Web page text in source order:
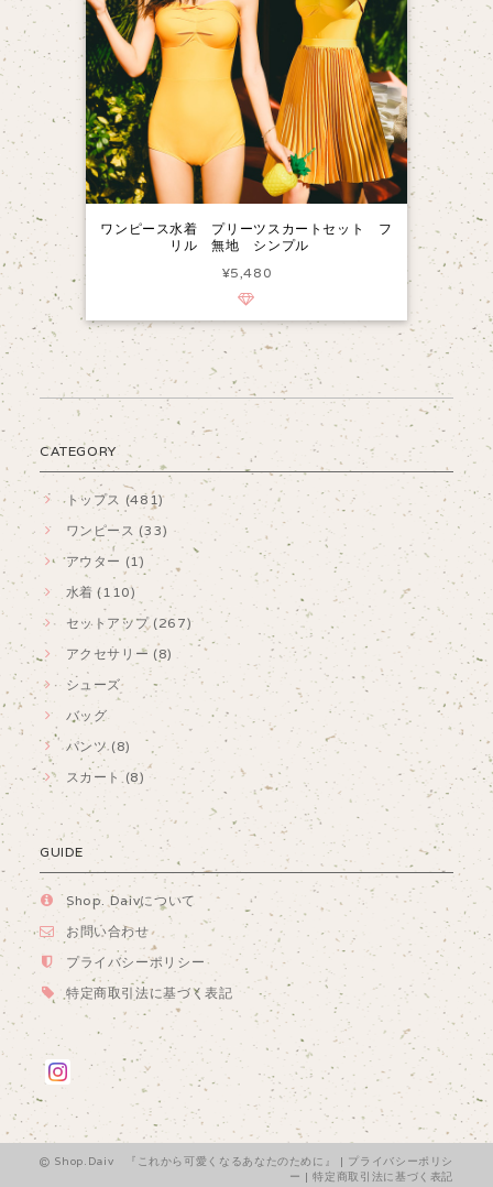
ワンピース水着 プリーツスカートセット フ
リル 無地 シンプル
¥5,480
CATEGORY
トップス (481)
ワンピース (33)
アウター (1)
水着 (110)
セットアップ (267)
アクセサリー (8)
シューズ
バッグ
パンツ (8)
スカート (8)
GUIDE
Shop. Daivについて
お問い合わせ
プライバシーポリシー
特定商取引法に基づく表記
Shop.Daiv 『これから可愛くなるあなたのために』 | プライバシーポリシ
ー |特定商取引法に基づく表記